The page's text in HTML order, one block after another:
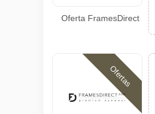
Oferta FramesDirect
Ofertas